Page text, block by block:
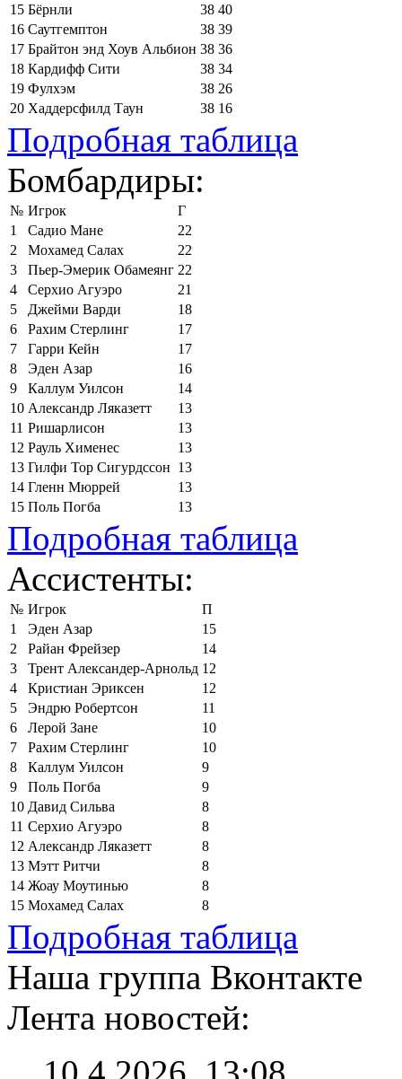
15 Бёрнли 38 40
16 Саутгемптон 38 39
17 Брайтон энд Хоув Альбион 38 36
18 Кардифф Сити 38 34
19 Фулхэм 38 26
20 Хаддерсфилд Таун 38 16
Подробная таблица
Бомбардиры:
№ Игрок
Г
1
Садио Мане
22
2
Мохамед Салах
22
3
Пьер-Эмерик Обамеянг 22
4
Серхио Агуэро
21
5
Джейми Варди
18
6
Рахим Стерлинг
17
7
Гарри Кейн
17
8
Эден Азар
16
9
Каллум Уилсон
14
10 Александр Ляказетт
13
11 Ришарлисон
13
12 Рауль Хименес
13
13 Гилфи Тор Сигурдссон 13
14 Гленн Мюррей
13
15 Поль Погба 13
Подробная таблица
Ассистенты:
№ Игрок
П
1
Эден Азар
15
2
Райан Фрейзер
14
3
Трент Александер-Арнольд 12
4
Кристиан Эриксен
12
5
Эндрю Робертсон
11
6
Лерой Зане
10
7
Рахим Стерлинг
10
8
Каллум Уилсон
9
9
Поль Погба
9
10 Давид Сильва
8
11 Серхио Агуэро
8
12 Александр Ляказетт
8
13 Мэтт Ритчи
8
14 Жоау Моутинью
8
15 Мохамед Салах 8
Подробная таблица
Наша группа Вконтакте
Лента новостей: